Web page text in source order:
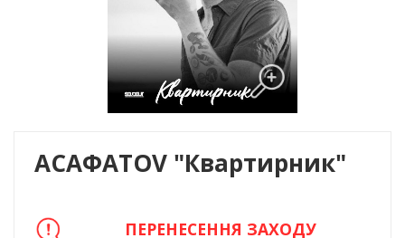
ACAФАTOV "Квартирник"
ПЕРЕНЕСЕННЯ ЗАХОДУ